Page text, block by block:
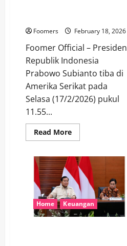
Foomers February 18, 2026
Foomer Official – Presiden
Republik Indonesia
Prabowo Subianto tiba di
Amerika Serikat pada
Selasa (17/2/2026) pukul
11.55...
Read MoreRead
more
Tiba
di
AS,
Pertemuan
dengan
Donald
Trump
Jadi
Ujian
Home Keuangan